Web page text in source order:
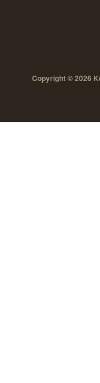
Copyright © 2026